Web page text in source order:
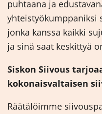
puhtaana ja
yhteistyökumppaniksi
jonka kanssa kaikki
ja sinä saat keskittyä
Siskon Siivous
kokonaisvaltaisen
Räätälöimme